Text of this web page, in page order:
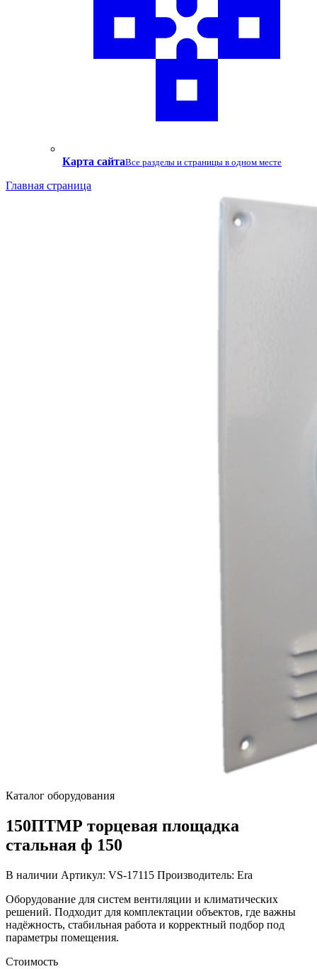
Карта сайтаВсе разделы и страницы в одном месте
Главная страница
Каталог оборудования
150ПТМР торцевая площадка
стальная ф 150
В наличии Артикул: VS-17115 Производитель: Era
Оборудование для систем вентиляции и климатических
решений. Подходит для комплектации объектов, где важны
надёжность, стабильная работа и корректный подбор под
параметры помещения.
Стоимость